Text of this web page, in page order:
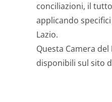
conciliazioni, il
applicando
Lazio.
Questa Camera
disponibili sul sito